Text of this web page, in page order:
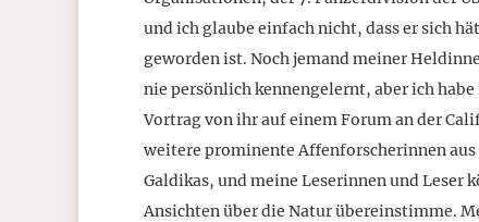
und ich glaube einfach nicht, dass er sich
geworden ist. Noch jemand meiner
nie persönlich kennengelernt, aber ich
Vortrag von ihr auf einem Forum an der
weitere prominente Affenforscherinnen
Galdikas, und meine Leserinnen und
Ansichten über die Natur übereinstimme.